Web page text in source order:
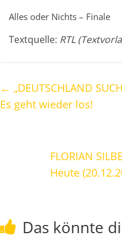
Alles oder Nichts – Finale
Textquelle: RTL
← „DEUTSCHLAND
Es geht wieder los!
FLORIAN
Heute
Das könnte